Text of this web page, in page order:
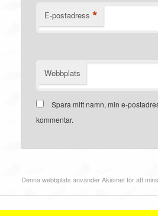
E-postadress *
Webbplats
Spara mitt namn, min e-
kommentar.
Denna webbplats använder Akismet för att